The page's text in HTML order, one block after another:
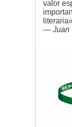
valor
— Juan